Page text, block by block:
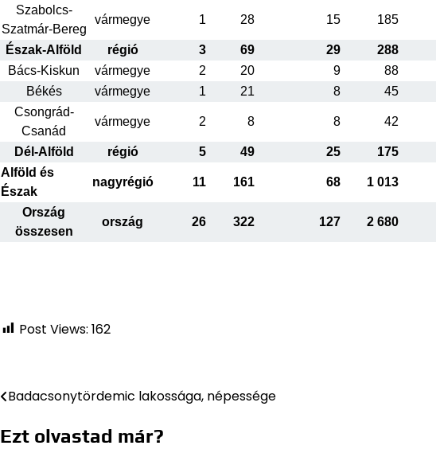
Szabolcs-
Szatmár-Bereg
vármegye 1 28 15 185
Észak-Alföld régió 3 69 29 288
Bács-Kiskun
vármegye 2 20 9 88
Békés
vármegye 1 21 8 45
Csongrád-
Csanád
vármegye 2 8 8 42
Dél-Alföld régió 5 49 25 175
Alföld és
Észak
nagyrégió 11 161 68 1 013
Ország
összesen
ország 26 322 127 2 680
Post Views: 162
Bejegyzés
navigáció
Badacsonytördemic lakossága, népessége
Ezt olvastad már?